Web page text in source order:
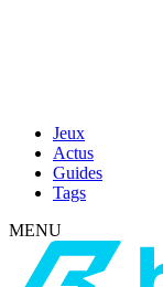
Jeux
Actus
Guides
Tags
MENU